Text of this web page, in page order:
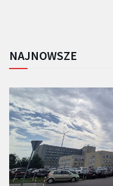
NAJNOWSZE